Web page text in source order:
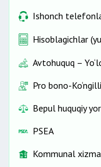
Ishonch
Hisoblagichlar
Avtohuquq –
Pro bono-
Bepul huquqiy
PSEA
Kommunal